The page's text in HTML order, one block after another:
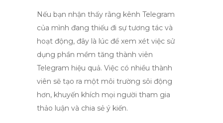
Nếu bạn nhận thấy rằng kênh Telegram
của mình đang thiếu đi sự tương tác và
hoạt động, đây là lúc để xem xét việc sử
dụng phần mềm tăng thành viên
Telegram hiệu quả. Việc có nhiều thành
viên sẽ tạo ra một môi trường sôi động
hơn, khuyến khích mọi người tham gia
thảo luận và chia sẻ ý kiến.